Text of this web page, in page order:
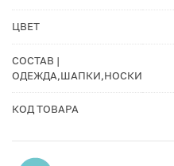
ЦВЕТ
СОСТАВ |
ОДЕЖДА,ШАПКИ,НОСКИ
КОД ТОВАРА